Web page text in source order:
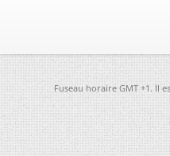
Fuseau horaire GMT +1. Il